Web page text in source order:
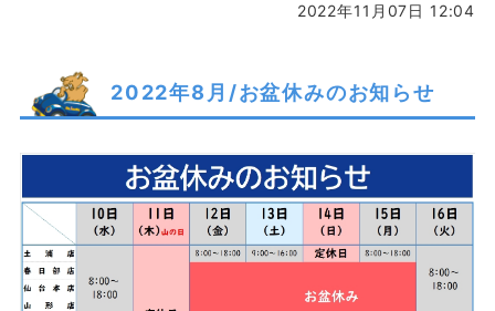
2022年11月07日 12:04
2022年8月/お盆休みのお知らせ